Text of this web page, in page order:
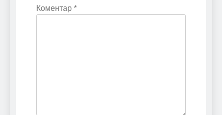
Коментар *